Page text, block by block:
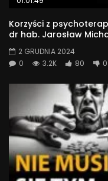
projekcie: http://
22 909
Korzyści z
dr hab. Jarosław
2 GRUDNIA 2024
0
3.2K 80 0